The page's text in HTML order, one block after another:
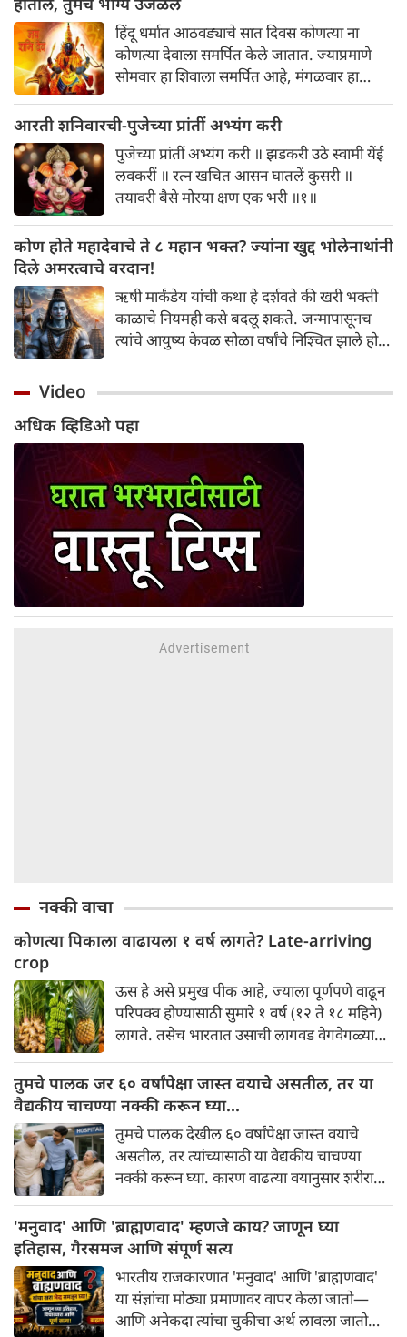
सूर्यदेवाची पूजा: सूर्योदयाची वेळ सूर्यदेवाची उपासना
करण्यासाठी सर्वोत्तम आहे. म्हणूनच सूर्योदयाच्या
वेळी सूर्यदेवाची पूजा लाल फुलांनी आणि लाल
कुंकुमने करावी.
हिंदू धर्मात आठवड्याचे सात दिवस कोणत्या ना
कोणत्या देवाला समर्पित केले जातात. ज्याप्रमाणे
सोमवार हा शिवाला समर्पित आहे, मंगळवार हा
आहे, त्याचप्रमाणे शनिवार हा शनिदेवाला समर्पित
आहे. शनिदेवाला न्यायाचा देवता म्हणतात. असे
म्हटले जाते की आपल्या कर्मानुसार केवळ शनिदेवच
चांगले आणि वाईट फळ देतात. शनिदेवाचे नाव
ऐकताच लोकांच्या मनात भीती निर्माण होते. धार्मिक
मान्यतेनुसार शनिदेव आपल्या चांगल्या-वाईट कर्मांचे
फळ देतात. जीवनात वाईट कर्म करणाऱ्या व्यक्तीला
शनिदेवाच्या प्रकोपाचा सामना करावा लागतो. त्यामुळे
त्यांना प्रसन्न करण्यासाठी शनिवार हा सर्वोत्तम दिवस
मानला जातो. असे म्हटले जाते की शनिवारी हा उपाय
केल्यास केवळ शनिदेवाची कृपाच होत नाही तर सर्व
आरती शनिवारची-पुजेच्या प्रांतीं अभ्यंग करी
पुजेच्या प्रांतीं अभ्यंग करी ॥ झडकरी उठे स्वामी येंई
लवकरीं ॥ रत्‍न खचित आसन घातलें कुसरी ॥
तयावरी बैसे मोरया क्षण एक भरी ॥१॥
कोण होते महादेवाचे ते ८ महान भक्त? ज्यांना खुद्द भोलेनाथांनी
दिले अमरत्वाचे वरदान!
ऋषी मार्कंडेय यांची कथा हे दर्शवते की खरी भक्ती
काळाचे नियमही कसे बदलू शकते. जन्मापासूनच
त्यांचे आयुष्य केवळ सोळा वर्षांचे निश्चित झाले होते.
जप करू लागले. त्यांच्या या दृढ श्रद्धेमुळे प्रसन्न
होऊन भगवान शिव स्वतः प्रकट झाले, त्यांनी
यमराजांना रोखले आणि मार्कंडेय यांना अमरत्वाचे
वरदान दिले.
Video
अधिक व्हिडिओ पहा
नक्की वाचा
कोणत्या पिकाला वाढायला १ वर्ष लागते? Late-arriving
crop
ऊस हे असे प्रमुख पीक आहे, ज्याला पूर्णपणे वाढून
परिपक्व होण्यासाठी सुमारे १ वर्ष (१२ ते १८ महिने)
लागते. तसेच भारतात उसाची लागवड वेगवेगळ्या
खालीलप्रमाणे असतो:
तुमचे पालक जर ६० वर्षांपेक्षा जास्त वयाचे असतील, तर या
वैद्यकीय चाचण्या नक्की करून घ्या...
तुमचे पालक देखील ६० वर्षांपेक्षा जास्त वयाचे
असतील, तर त्यांच्यासाठी या वैद्यकीय चाचण्या
नक्की करून घ्या. कारण वाढत्या वयानुसार शरीरात
आजारांचा धोका वाढतो, ज्यांची लक्षणे सुरुवातीला
सहजासहजी दिसत नाहीत. त्यामुळे, नियमित आरोग्य
तपासणी अत्यंत महत्त्वाची ठरते.
'मनुवाद' आणि 'ब्राह्मणवाद' म्हणजे काय? जाणून घ्या
इतिहास, गैरसमज आणि संपूर्ण सत्य
भारतीय राजकारणात 'मनुवाद' आणि 'ब्राह्मणवाद'
या संज्ञांचा मोठ्या प्रमाणावर वापर केला जातो—
आणि अनेकदा त्यांचा चुकीचा अर्थ लावला जातो